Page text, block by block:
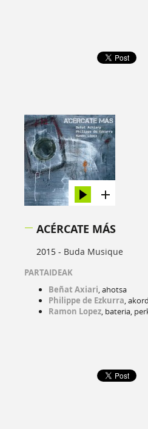
ACÉRCATE MÁS
2015 - Buda Musique
PARTAIDEAK
Beñat Axiari, ahotsa
Philippe de Ezkurra,
Ramon Lopez, bateria,